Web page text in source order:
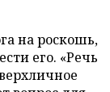
на роскошь,
его. «Речь